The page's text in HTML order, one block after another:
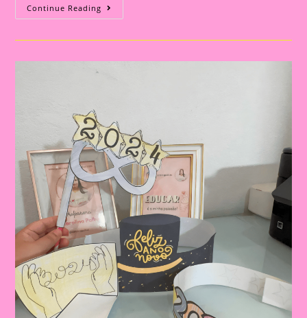
Continue Reading Celebrações
Encantadoras:
De
Ano
E
Ensino
Fundamental